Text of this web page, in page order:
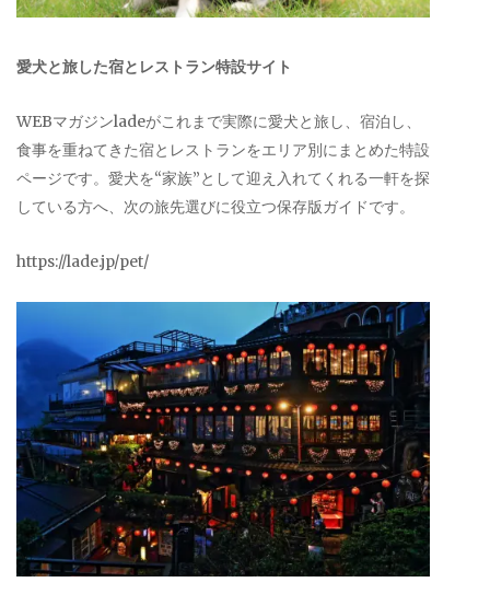
愛犬と旅した宿とレストラン特設サイト
WEBマガジンladeがこれまで実際に愛犬と旅し、宿泊し、
食事を重ねてきた宿とレストランをエリア別にまとめた特設
ページです。愛犬を“家族”として迎え入れてくれる一軒を探
している方へ、次の旅先選びに役立つ保存版ガイドです。
https://lade.jp/pet/